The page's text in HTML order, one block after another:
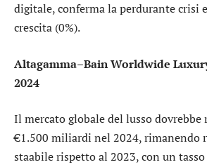
digitale, conferma la perdurante crisi
crescita (0%).
Altagamma–Bain Worldwide
2024
Il mercato globale del lusso dovrebbe
€1.500 miliardi nel 2024, rimanendo
staabile rispetto al 2023, con un